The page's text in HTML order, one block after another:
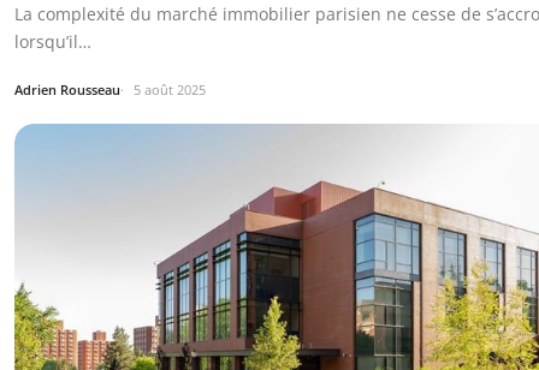
La complexité du marché immobilier parisien ne cesse de
lorsqu’il…
Adrien Rousseau 5 août 2025